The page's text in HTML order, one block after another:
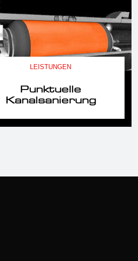
LEISTUNGEN
Punktuelle
Kanalsanierung